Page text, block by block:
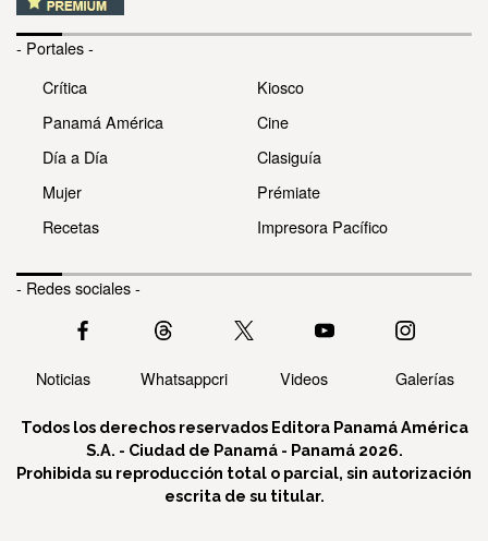
- Portales -
Crítica
Panamá América
Día a Día
Mujer
Recetas
Kiosco
Cine
Clasiguía
Prémiate
Impresora Pacífico
- Redes sociales -
Noticias Whatsappcri Videos Galerías
Todos los derechos reservados Editora Panamá América
S.A. - Ciudad de Panamá - Panamá 2026.
Prohibida su reproducción total o parcial, sin autorización
escrita de su titular.